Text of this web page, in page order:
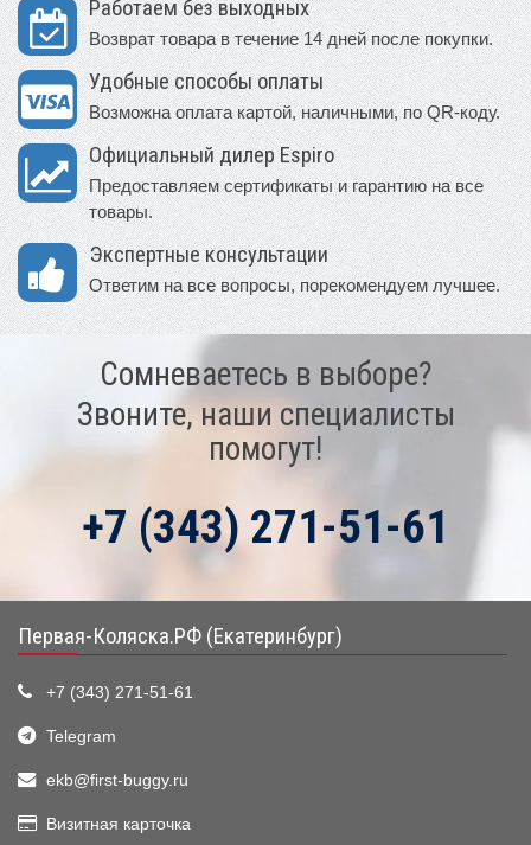
Работаем без выходных
Возврат товара в течение 14 дней после покупки.
Удобные способы оплаты
Возможна оплата картой, наличными, по QR-коду.
Официальный дилер Espiro
Предоставляем сертификаты и гарантию на все
товары.
Экспертные консультации
Ответим на все вопросы, порекомендуем лучшее.
Сомневаетесь в выборе?
Звоните, наши специалисты
помогут!
+7 (343) 271-51-61
Первая-Коляска.РФ (Екатеринбург)
+7 (343) 271-51-61
Telegram
ekb@first-buggy.ru
Визитная карточка